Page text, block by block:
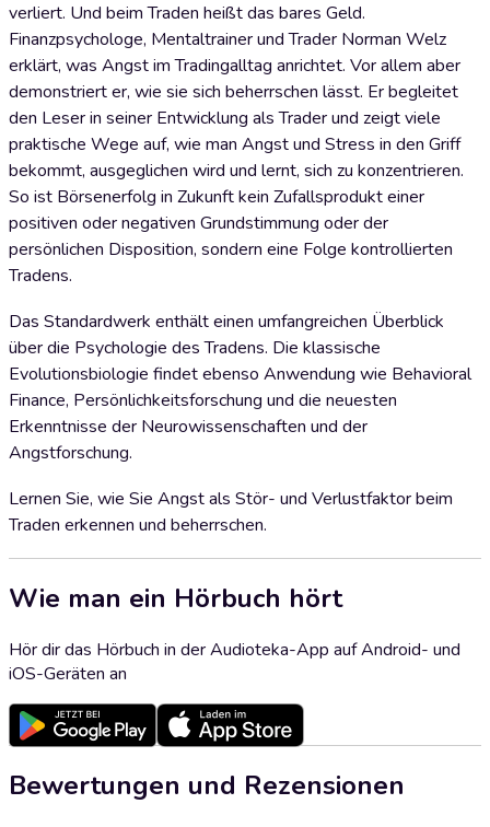
verliert. Und beim Traden heißt das bares Geld.
Finanzpsychologe, Mentaltrainer und Trader Norman Welz
erklärt, was Angst im Tradingalltag anrichtet. Vor allem aber
demonstriert er, wie sie sich beherrschen lässt. Er begleitet
den Leser in seiner Entwicklung als Trader und zeigt viele
praktische Wege auf, wie man Angst und Stress in den Griff
bekommt, ausgeglichen wird und lernt, sich zu konzentrieren.
So ist Börsenerfolg in Zukunft kein Zufallsprodukt einer
positiven oder negativen Grundstimmung oder der
persönlichen Disposition, sondern eine Folge kontrollierten
Tradens.
Das Standardwerk enthält einen umfangreichen Überblick
über die Psychologie des Tradens. Die klassische
Evolutionsbiologie findet ebenso Anwendung wie Behavioral
Finance, Persönlichkeitsforschung und die neuesten
Erkenntnisse der Neurowissenschaften und der
Angstforschung.
Lernen Sie, wie Sie Angst als Stör- und Verlustfaktor beim
Traden erkennen und beherrschen.
Wie man ein Hörbuch hört
Hör dir das Hörbuch in der Audioteka-App auf Android- und
iOS-Geräten an
Bewertungen und Rezensionen